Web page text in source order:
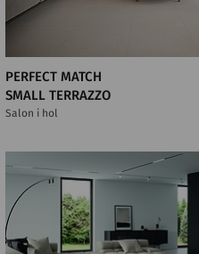
PERFECT MATCH
SMALL TERRAZZO
Salon i hol